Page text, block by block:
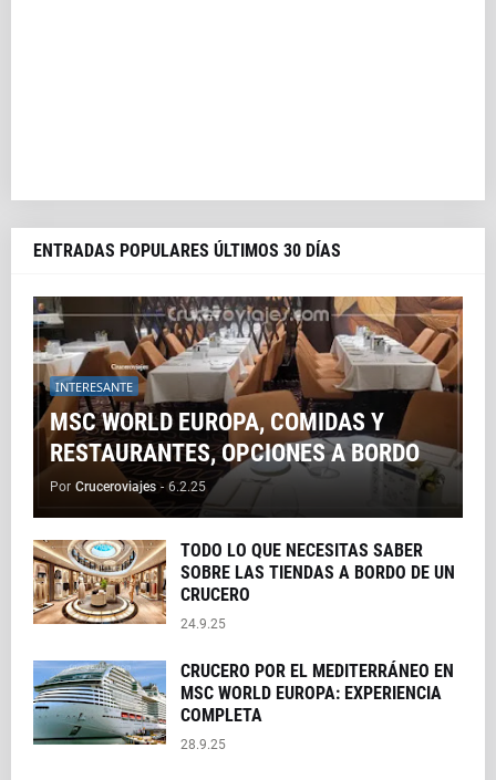
ENTRADAS POPULARES ÚLTIMOS 30 DÍAS
INTERESANTE
MSC WORLD EUROPA, COMIDAS Y
RESTAURANTES, OPCIONES A BORDO
Por Cruceroviajes - 6.2.25
TODO LO QUE NECESITAS SABER
SOBRE LAS TIENDAS A BORDO DE UN
CRUCERO
24.9.25
CRUCERO POR EL MEDITERRÁNEO EN
MSC WORLD EUROPA: EXPERIENCIA
COMPLETA
28.9.25